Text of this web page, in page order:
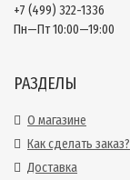
+7 (499) 322-1336
Пн—Пт 10:00—19:00
РАЗДЕЛЫ
О магазине
Как сделать заказ?
Доставка